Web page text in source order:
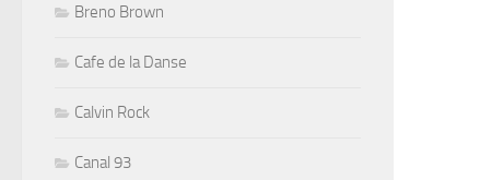
Breno Brown
Cafe de la Danse
Calvin Rock
Canal 93